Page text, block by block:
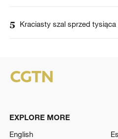
5 Kraciasty szal sprzed tysiąca
EXPLORE MORE
English